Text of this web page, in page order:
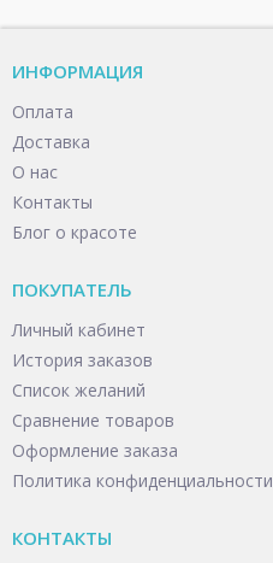
ИНФОРМАЦИЯ
Оплата
Доставка
О нас
Контакты
Блог о красоте
ПОКУПАТЕЛЬ
Личный кабинет
История заказов
Список желаний
Сравнение товаров
Оформление заказа
Политика конфиденциальности
КОНТАКТЫ